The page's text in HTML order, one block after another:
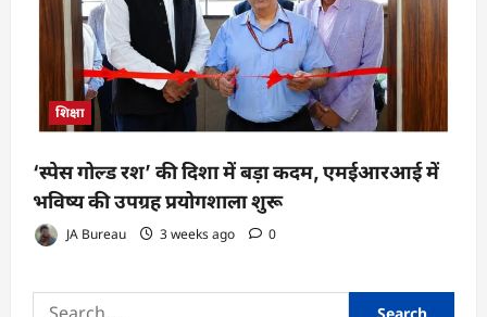
शिक्षा
‘स्पेस गोल्ड रश’ की दिशा में बड़ा कदम, एमईआरआई में
भविष्य की उपग्रह प्रयोगशाला शुरू
JA Bureau 3 weeks ago 0
Search